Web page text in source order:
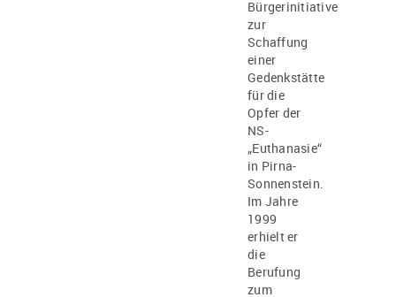
Bürgerinitiative
zur
Schaffung
einer
Gedenkstätte
für die
Opfer der
NS-
„Euthanasie“
in Pirna-
Sonnenstein.
Im Jahre
1999
erhielt er
die
Berufung
zum